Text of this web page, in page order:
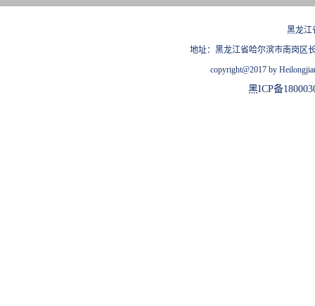
黑龙江
地址：黑龙江省哈尔滨市南岗区
copyright@2017 by
黑ICP备